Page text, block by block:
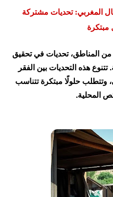
المغربي: تحديات مشتركة
مبتكرة
من المناطق، تحديات في تحقيق
تتنوع هذه التحديات بين الفقر
وتتطلب حلولًا مبتكرة تتناسب
المحلية.